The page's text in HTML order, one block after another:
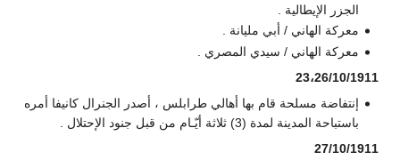
الجزر الإيطالية .
معركة الهاني / أبي مليانة .
معركة الهاني / سيدي المصري .
23،26/10/1911
إنتفاضة مسلحة قام بها أهالي طرابلس ، أصدر الجنرال كانيفا أمره
باستباحة المدينة لمدة (3) ثلاثة أيّـام من قبل جنود الإحتلال .
27/10/1911